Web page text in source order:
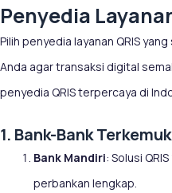
Penyedia
Pilih penyedia layanan QRIS
Anda agar transaksi digital
penyedia QRIS terpercaya di
1. Bank-Bank
Bank Mandiri: Solusi
perbankan lengkap.